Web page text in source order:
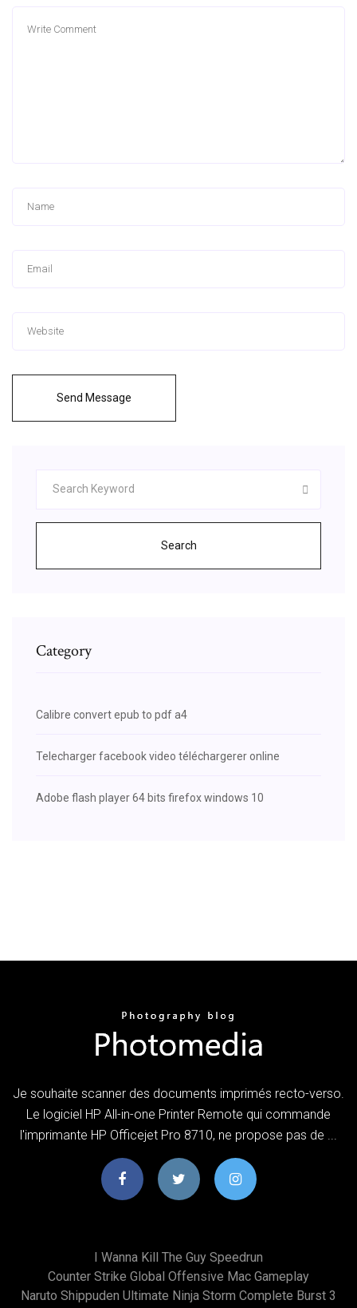
Send Message
Search
Category
Calibre convert epub to pdf a4
Telecharger facebook video téléchargerer online
Adobe flash player 64 bits firefox windows 10
Je souhaite scanner des documents imprimés recto-verso.
Le logiciel HP All-in-one Printer Remote qui commande
l'imprimante HP Officejet Pro 8710, ne propose pas de ...
I Wanna Kill The Guy Speedrun
Counter Strike Global Offensive Mac Gameplay
Naruto Shippuden Ultimate Ninja Storm Complete Burst 3